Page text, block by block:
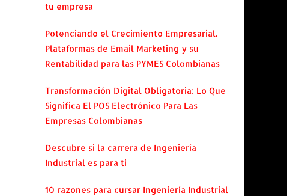
tu empresa
Potenciando el Crecimiento Empresarial.
Plataformas de Email Marketing y su
Rentabilidad para las PYMES Colombianas
Transformación Digital Obligatoria: Lo Que
Significa El POS Electrónico Para Las
Empresas Colombianas
Descubre si la carrera de Ingeniería
Industrial es para ti
10 razones para cursar Ingeniería Industrial